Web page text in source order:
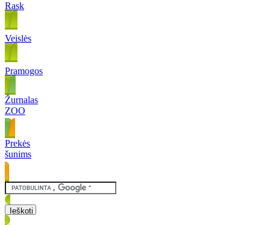
Rask
Veislės
Pramogos
Žurnalas
ZOO
Prekės
šunims